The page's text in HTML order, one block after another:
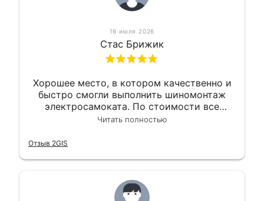
16 июля 2026
Стас Брижик
Хорошее место, в котором качественно и
быстро смогли выполнить шиномонтаж
электросамоката. По стоимости все
вышло вообще приемлемо хочу сказать.
Читать полностью
Отзыв 2GIS